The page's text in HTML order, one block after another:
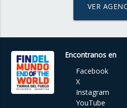
VER
Encontranos en
Facebook
X
Instagram
YouTube